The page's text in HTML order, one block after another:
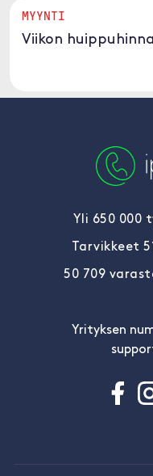
MYYNTI
Viikon
Yli 650 000
Tarvikkeet
50 709
Yrityksen